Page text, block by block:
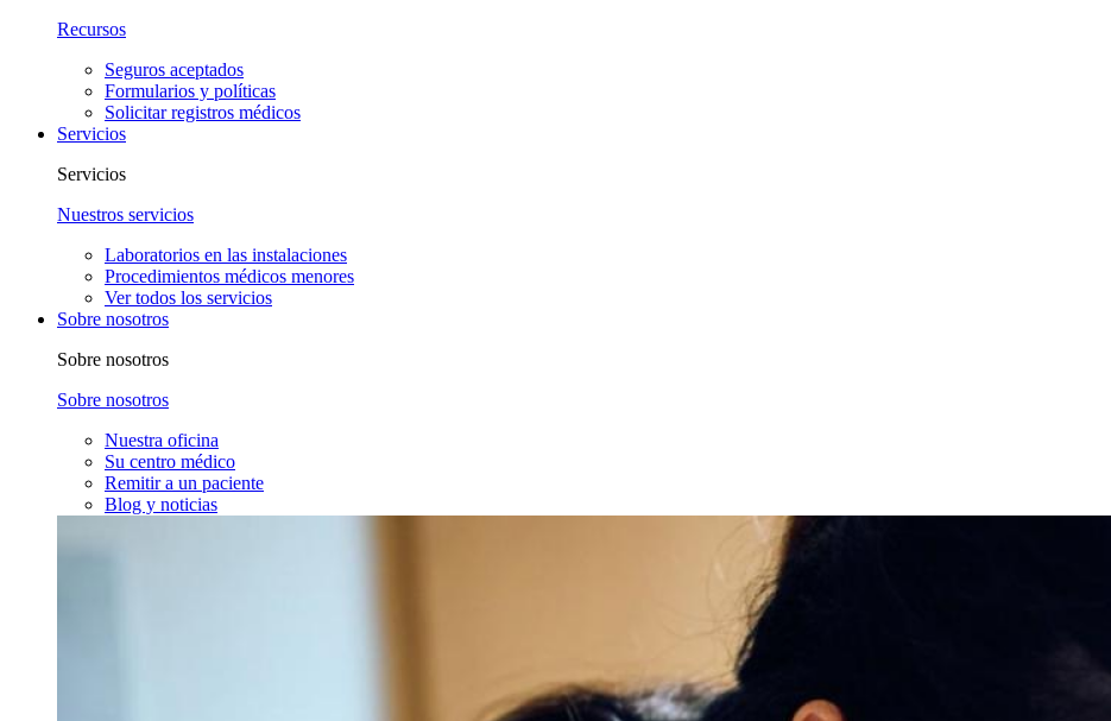
Recursos
Seguros aceptados
Formularios y políticas
Solicitar registros médicos
Servicios
Servicios
Nuestros servicios
Laboratorios en las instalaciones
Procedimientos médicos menores
Ver todos los servicios
Sobre nosotros
Sobre nosotros
Sobre nosotros
Nuestra oficina
Su centro médico
Remitir a un paciente
Blog y noticias